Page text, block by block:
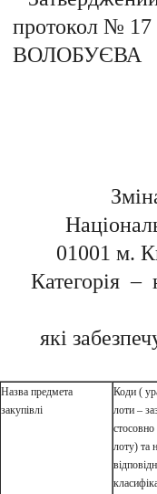
ВОЛОБУЄВА
01001 м.
Категорія –
які
Назва предмета
закупівлі
Коди (
лоти –
лоту) та